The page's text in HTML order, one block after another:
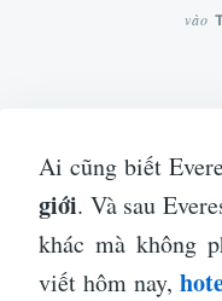
vào
Ai cũng biết
giới. Và sau
khác mà không
viết hôm nay,